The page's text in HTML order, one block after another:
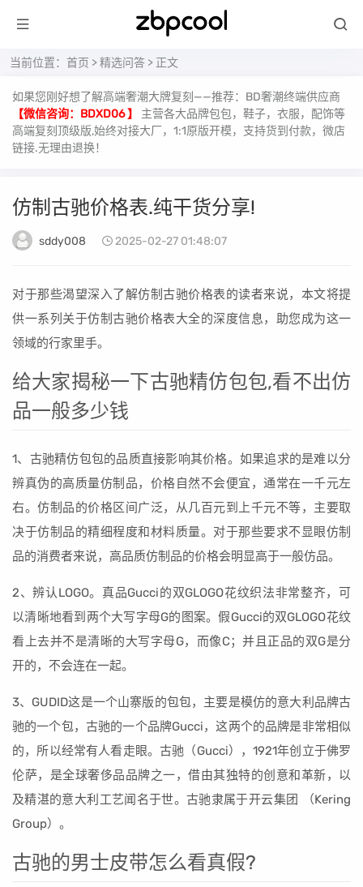
当前位置： 首页 >精选问答 > 正文
如果您刚好想了解高端奢潮大牌复刻——推荐：BD奢潮终端供应商
【微信咨询：BDXD06 】
主营各大品牌包包，鞋子，衣服，配饰等
高端复刻顶级版,始终对接大厂，1:1原版开模，支持货到付款，微店
链接.无理由退换！
仿制古驰价格表.纯干货分享!
sddy008 2025-02-27 01:48:07
对于那些渴望深入了解仿制古驰价格表的读者来说，本文将提
供一系列关于仿制古驰价格表大全的深度信息，助您成为这一
领域的行家里手。
给大家揭秘一下古驰精仿包包,看不出仿
品一般多少钱
1、古驰精仿包包的品质直接影响其价格。如果追求的是难以分
辨真伪的高质量仿制品，价格自然不会便宜，通常在一千元左
右。仿制品的价格区间广泛，从几百元到上千元不等，主要取
决于仿制品的精细程度和材料质量。对于那些要求不显眼仿制
品的消费者来说，高品质仿制品的价格会明显高于一般仿品。
2、辨认LOGO。真品Gucci的双GLOGO花纹织法非常整齐，可
以清晰地看到两个大写字母G的图案。假Gucci的双GLOGO花纹
看上去并不是清晰的大写字母G，而像C；并且正品的双G是分
开的，不会连在一起。
3、GUDID这是一个山寨版的包包，主要是模仿的意大利品牌古
驰的一个包，古驰的一个品牌Gucci，这两个的品牌是非常相似
的，所以经常有人看走眼。古驰（Gucci），1921年创立于佛罗
伦萨，是全球奢侈品品牌之一，借由其独特的创意和革新，以
及精湛的意大利工艺闻名于世。古驰隶属于开云集团 （Kering
Group）。
古驰的男士皮带怎么看真假?